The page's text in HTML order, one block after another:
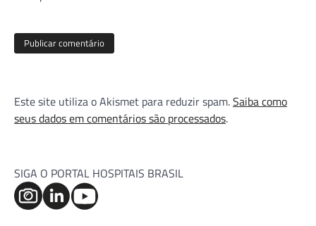
Este site utiliza o Akismet para reduzir spam.Saiba como
seus dados em comentários são processados.
SIGA O PORTAL HOSPITAIS BRASIL